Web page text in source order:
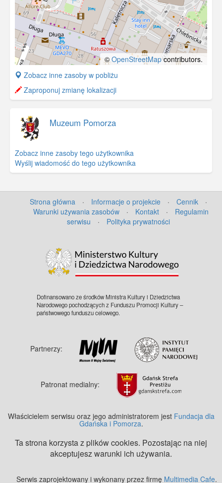
© OpenStreetMapcontributors.
+
−
Zobacz inne zasoby w pobliżu
Zaproponuj zmianę lokalizacji
Muzeum Pomorza
Zobacz inne zasoby tego użytkownika
Wyślij wiadomość do tego użytkownika
Strona główna · Informacje o projekcie · Cennik
·
Warunki używania zasobów
· Kontakt ·
Regulamin
serwisu
· Polityka prywatności
Dofinansowano ze środków Ministra Kultury i Dziedzictwa
Narodowego pochodzących z Funduszu Promocji Kultury –
państwowego funduszu celowego.
Partnerzy:
Patronat medialny:
Właścicielem serwisu oraz jego administratorem jest Fundacja dla
Gdańska i Pomorza.
Ta strona korzysta z plików cookies. Pozostając na niej
akceptujesz warunki ich używania.
Serwis zaprojektowany i wykonany przez firmę Multimedia Cafe.